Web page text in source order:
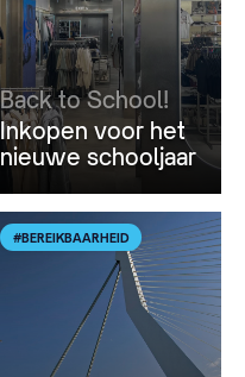
Back to School!
Inkopen voor het
nieuwe schooljaar
#BEREIKBAARHEID